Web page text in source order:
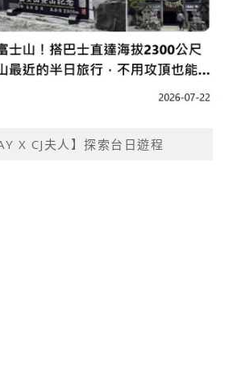
X CJ夫人】探索台日遊程